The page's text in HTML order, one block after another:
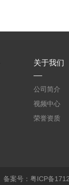
关于我们
公司简介
视频中心
荣誉资质
备案号：粤ICP备